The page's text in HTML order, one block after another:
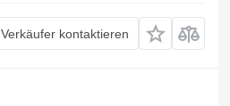
Verkäufer kontaktieren